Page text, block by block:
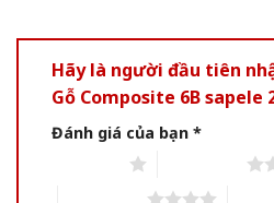
Hãy là người đầu tiên
Gỗ Composite 6B sapele
Đánh giá của bạn *